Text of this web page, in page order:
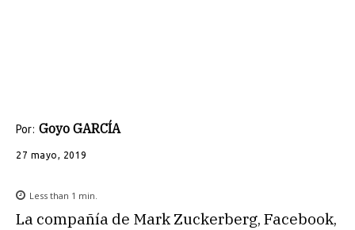
Por: Goyo GARCÍA
27 mayo, 2019
Less than 1 min.
La compañía de Mark Zuckerberg, Facebook,